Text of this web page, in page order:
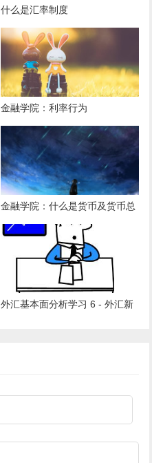
什么是汇率制度
金融学院：利率行为
金融学院：什么是货币及货币总
量
外汇基本面分析学习 6 - 外汇新